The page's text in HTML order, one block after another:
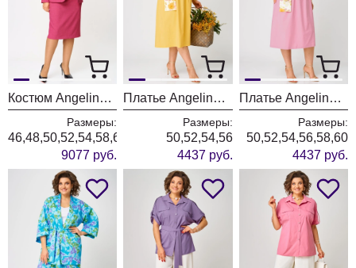
Костюм Angelina & Company 1266
Размеры:
46,48,50,52,54,58,62
9077 руб.
Платье Angelina & Company 1250
Размеры:
50,52,54,56
4437 руб.
Платье Angelina & Company 1248
Размеры:
50,52,54,56,58,60
4437 руб.